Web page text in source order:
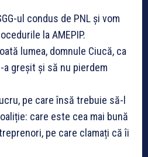
ul condus de PNL și vom
la AMEPIP.
lumea, domnule Ciucă, ca
greșit și să nu pierdem
pe care însă trebuie să-l
care este cea mai bună
pe care clamați că îi